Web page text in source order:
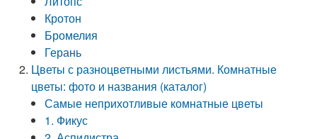
Кротон
Бромелия
Герань
Цветы с разноцветными листьями. Комнатные
цветы: фото и названия (каталог)
Самые неприхотливые комнатные цветы
1. Фикус